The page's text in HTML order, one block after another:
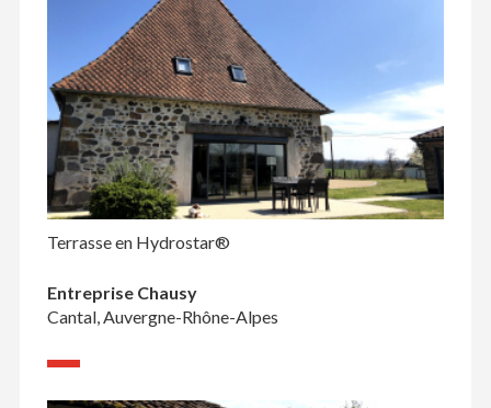
Terrasse en Hydrostar®
Entreprise Chausy
Cantal, Auvergne-Rhône-Alpes